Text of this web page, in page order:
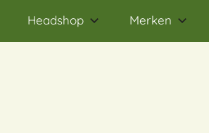
Headshop Merken